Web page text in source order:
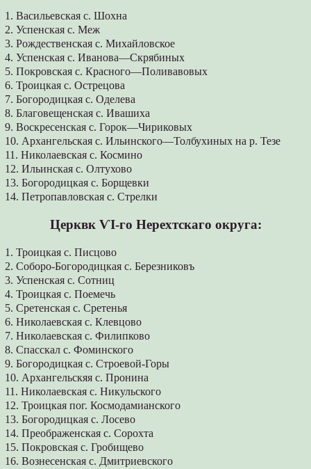
1. Васильевская с. Шохна
2. Успенская с. Меж
3. Рождественская с. Михайловское
4. Успенская с. Иванова—Скрябиных
5. Покровская с. Красного—Поливавовых
6. Троицкая с. Острецова
7. Богородицкая с. Оделева
8. Благовещенская с. Ивашиха
9. Воскресенская с. Горок—Чириковых
10. Архангельская с. Ильинского—Толбухиных на р. Тезе
11. Николаевская с. Космино
12. Ильинская с. Олтухово
13. Богородицкая с. Борщевки
14. Петропавловская с. Стрелки
Церквк ѴІ-го Нерехтскаго округа:
1. Троицкая с. Писцово
2. Соборо-Богородицкая с. Березниковъ
3. Успенская с. Сотниц
4. Троицкая с. Поемечь
5. Сретенская с. Сретенья
6. Николаевская с. Клевцово
7. Николаевская с. Филипково
8. Спасскал с. Фоминского
9. Богородицкая с. Строевой-Горы
10. Архангельскяя с. Пронина
11. Николаевская с. Никульского
12. Троицкая пог. Космодамианского
13. Богородицкая с. Лосево
14. Преображенская с. Сорохта
15. Покровская с. Гробищево
16. Вознесенская с. Дмитриевского